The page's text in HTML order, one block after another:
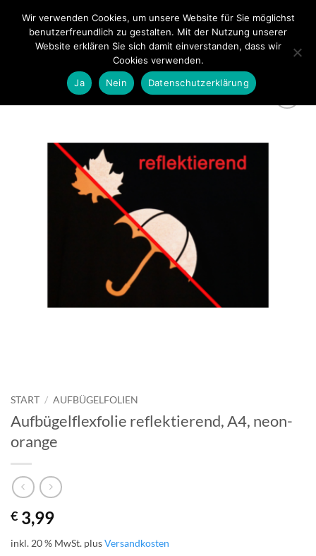
Inhalt
springen
0
hinzufügen
START / AUFBÜGELFOLIEN
Aufbügelflexfolie reflektierend, A4, neon-
orange
€ 3,99
inkl. 20 % MwSt. plusVersandkosten
Wir verwenden Cookies, um unsere Website für Sie möglichst
benutzerfreundlich zu gestalten. Mit der Nutzung unserer
Website erklären Sie sich damit einverstanden, dass wir
Cookies verwenden.
Ja
Nein Datenschutzerklärung